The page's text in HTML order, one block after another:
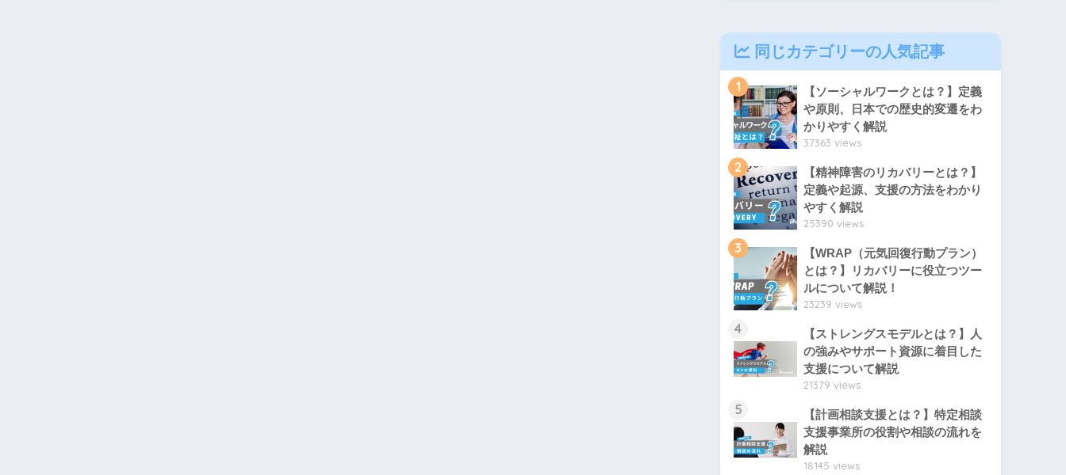
同じカテゴリーの人気記事
1
【ソーシャルワークとは？】定義
や原則、日本での歴史的変遷をわ
かりやすく解説
37363 views
2
【精神障害のリカバリーとは？】
定義や起源、支援の方法をわかり
やすく解説
25390 views
3
【WRAP（元気回復行動プラン）
とは？】リカバリーに役立つツー
ルについて解説！
23239 views
4
【ストレングスモデルとは？】人
の強みやサポート資源に着目した
支援について解説
21379 views
5
【計画相談支援とは？】特定相談
支援事業所の役割や相談の流れを
解説
18145 views